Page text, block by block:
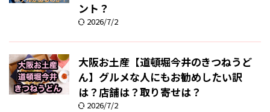
ント？
2026/7/2
大阪お土産【道頓堀今井のきつねうど
ん】グルメな人にもお勧めしたい訳
は？店舗は？取り寄せは？
2026/7/2